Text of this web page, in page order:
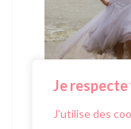
Je
J'utilise des